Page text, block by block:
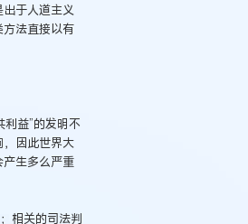
于人道主义
法直接以有
益”的发明不
因此世界大
生多么严重
相关的司法判